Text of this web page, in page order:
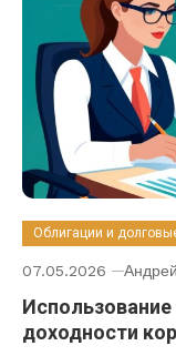
Облигации и
07.05.2026 Андрей
доходности